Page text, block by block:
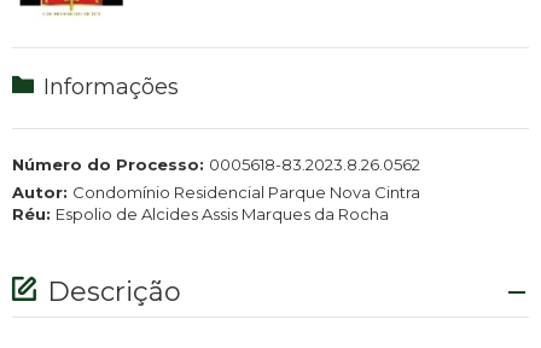
Informações
Número do Processo: 0005618-83.2023.8.26.0562
Autor: Condomínio Residencial Parque Nova Cintra
Réu: Espolio de Alcides Assis Marques da Rocha
Descrição